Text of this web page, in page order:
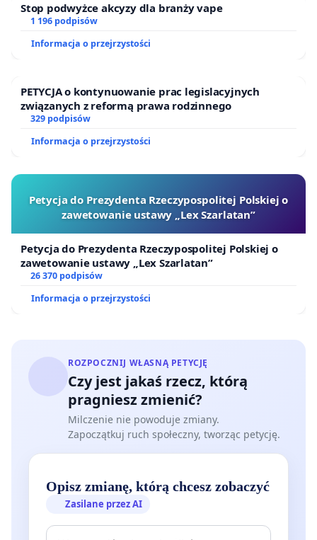
Stop podwyżce akcyzy dla branży vape
1 196 podpisów
Informacja o przejrzystości
PETYCJA o kontynuowanie prac legislacyjnych
związanych z reformą prawa rodzinnego
329 podpisów
Informacja o przejrzystości
Petycja do Prezydenta Rzeczypospolitej Polskiej o
zawetowanie ustawy „Lex Szarlatan”
Petycja do Prezydenta Rzeczypospolitej Polskiej o
zawetowanie ustawy „Lex Szarlatan”
26 370 podpisów
Informacja o przejrzystości
ROZPOCZNIJ WŁASNĄ PETYCJĘ
Czy jest jakaś rzecz, którą
pragniesz zmienić?
Milczenie nie powoduje zmiany.
Zapoczątkuj ruch społeczny, tworząc petycję.
Opisz zmianę, którą chcesz zobaczyć
Zasilane przez AI